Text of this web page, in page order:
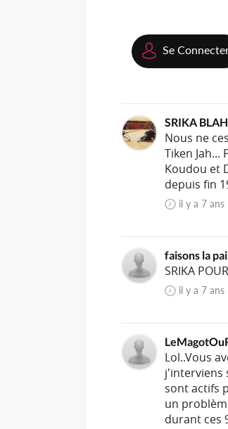
Se
SRIKA BLAH
Nous ne
Tiken
Koudou et
depuis fin
il y a 7
faisons la
SRIKA
il y a 7
Lol..Vous
j'interviens
sont actifs
un
durant ces